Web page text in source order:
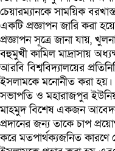
চেয়ারম্যানকে সাময়িক
একটি প্রজ্ঞাপন জারি করা
প্রজ্ঞাপন সূত্রে জানা যায়,
বহুমুখী কামিল মাদ্রাসায়
আরবি বিশ্ববিদ্যালয়ের
ইসলামকে মনোনীত করা হয়।
সভাপতি ও মহারাজপুর
মাহমুদ বিশেষ একজন
প্রদানের জন্য তাকে চাপ
করে মতপার্থক্যজনিত কারণে